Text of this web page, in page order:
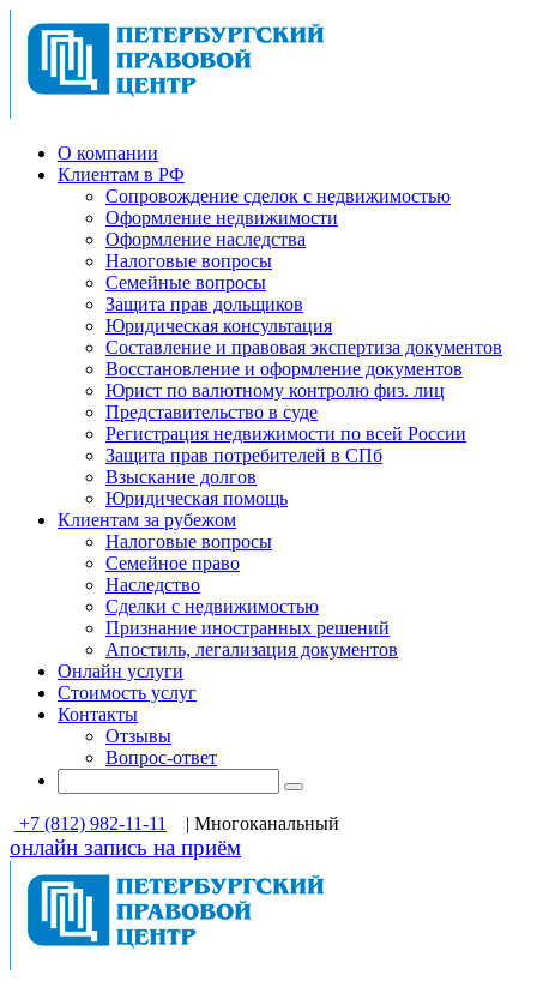
О компании
Клиентам в РФ
Cопровождение сделок с недвижимостью
Оформление недвижимости
Оформление наследства
Налоговые вопросы
Семейные вопросы
Защита прав дольщиков
Юридическая консультация
Составление и правовая экспертиза документов
Восстановление и оформление документов
Юрист по валютному контролю физ. лиц
Представительство в суде
Регистрация недвижимости по всей России
Защита прав потребителей в СПб
Взыскание долгов
Юридическая помощь
Клиентам за рубежом
Налоговые вопросы
Семейное право
Наследство
Сделки с недвижимостью
Признание иностранных решений
Апостиль, легализация документов
Онлайн услуги
Стоимость услуг
Контакты
Отзывы
Вопрос-ответ
+7 (812) 982-11-11 | Многоканальный
онлайн запись на приём